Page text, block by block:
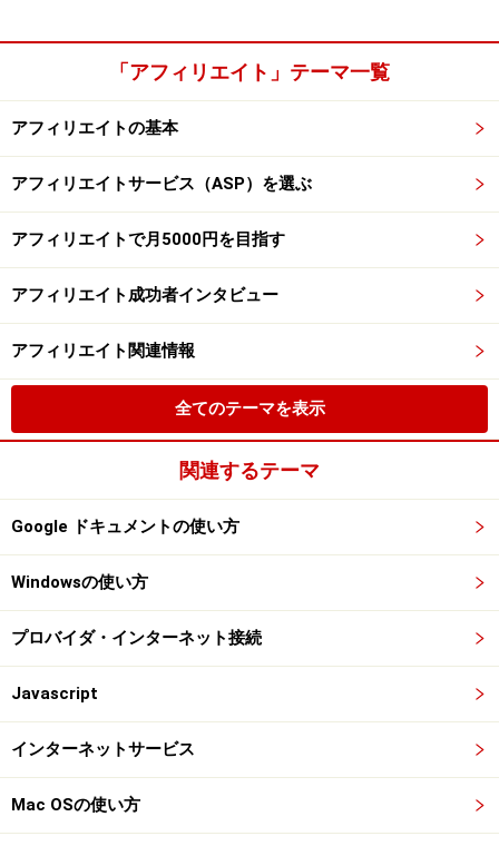
「アフィリエイト」テーマ一覧
アフィリエイトの基本
アフィリエイトサービス（ASP）を選ぶ
アフィリエイトで月5000円を目指す
アフィリエイト成功者インタビュー
アフィリエイト関連情報
全てのテーマを表示
関連するテーマ
Google ドキュメントの使い方
Windowsの使い方
プロバイダ・インターネット接続
Javascript
インターネットサービス
Mac OSの使い方